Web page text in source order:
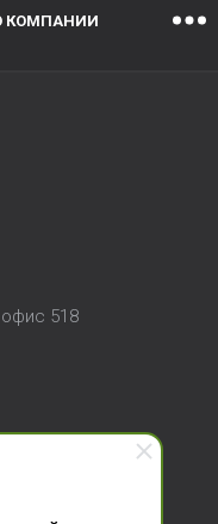
КОМПАНИИ
518